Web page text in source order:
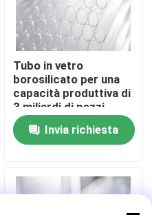
Tubo in vetro
borosilicato per una
capacità produttiva di
3 miliardi di pezzi
all'anno DMF N. 28775
Invia richiesta